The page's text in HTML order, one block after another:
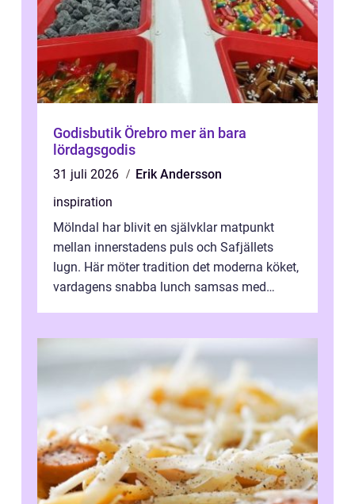
Godisbutik Örebro mer än bara
lördagsgodis
31 juli 2026
Erik Andersson
inspiration
Mölndal har blivit en självklar matpunkt
mellan innerstadens puls och Safjällets
lugn. Här möter tradition det moderna köket,
vardagens snabba lunch samsas med